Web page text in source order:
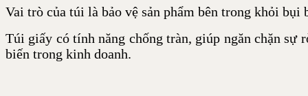
Vai trò của túi là bảo vệ sản phẩm bên trong khỏi bụi
Túi giấy có tính năng chống tràn, giúp ngăn chặn
biến trong kinh doanh.